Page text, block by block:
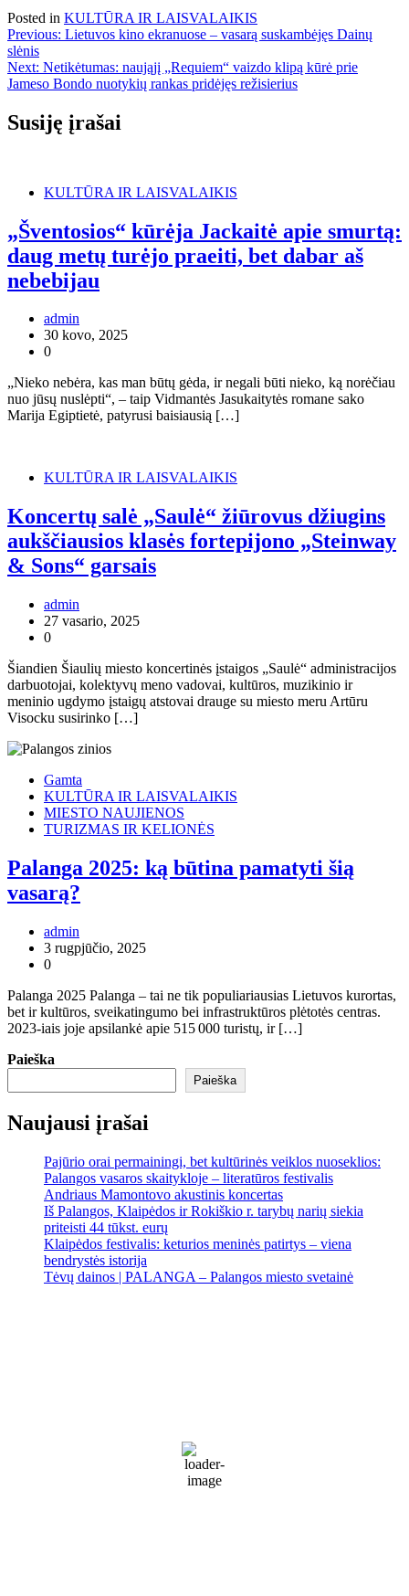
Posted in KULTŪRA IR LAISVALAIKIS
Navigacija
tarp
įrašų
Previous: Lietuvos kino ekranuose – vasarą suskambėjęs Dainų
slėnis
Next: Netikėtumas: naująjį „Requiem“ vaizdo klipą kūrė prie
Jameso Bondo nuotykių rankas pridėjęs režisierius
Susiję įrašai
KULTŪRA IR LAISVALAIKIS
„Šventosios“ kūrėja Jackaitė apie smurtą:
daug metų turėjo praeiti, bet dabar aš
nebebijau
admin
30 kovo, 2025
0
„Nieko nebėra, kas man būtų gėda, ir negali būti nieko, ką norėčiau
nuo jūsų nuslėpti“, – taip Vidmantės Jasukaitytės romane sako
Marija Egiptietė, patyrusi baisiausią […]
KULTŪRA IR LAISVALAIKIS
Koncertų salė „Saulė“ žiūrovus džiugins
aukščiausios klasės fortepijono „Steinway
& Sons“ garsais
admin
27 vasario, 2025
0
Šiandien Šiaulių miesto koncertinės įstaigos „Saulė“ administracijos
darbuotojai, kolektyvų meno vadovai, kultūros, muzikinio ir
meninio ugdymo įstaigų atstovai drauge su miesto meru Artūru
Visocku susirinko […]
Gamta
KULTŪRA IR LAISVALAIKIS
MIESTO NAUJIENOS
TURIZMAS IR KELIONĖS
Palanga 2025: ką būtina pamatyti šią
vasarą?
admin
3 rugpjūčio, 2025
0
Palanga 2025 Palanga – tai ne tik populiariausias Lietuvos kurortas,
bet ir kultūros, sveikatingumo bei infrastruktūros plėtotės centras.
2023‑iais joje apsilankė apie 515 000 turistų, ir […]
Paieška
Paieška
Naujausi įrašai
Pajūrio orai permainingi, bet kultūrinės veiklos nuoseklios:
Palangos vasaros skaitykloje – literatūros festivalis
Andriaus Mamontovo akustinis koncertas
Iš Palangos, Klaipėdos ir Rokiškio r. tarybų narių siekia
priteisti 44 tūkst. eurų
Klaipėdos festivalis: keturios meninės patirtys – viena
bendrystės istorija
Tėvų dainos | PALANGA – Palangos miesto svetainė
Patchy rain nearby
69 %